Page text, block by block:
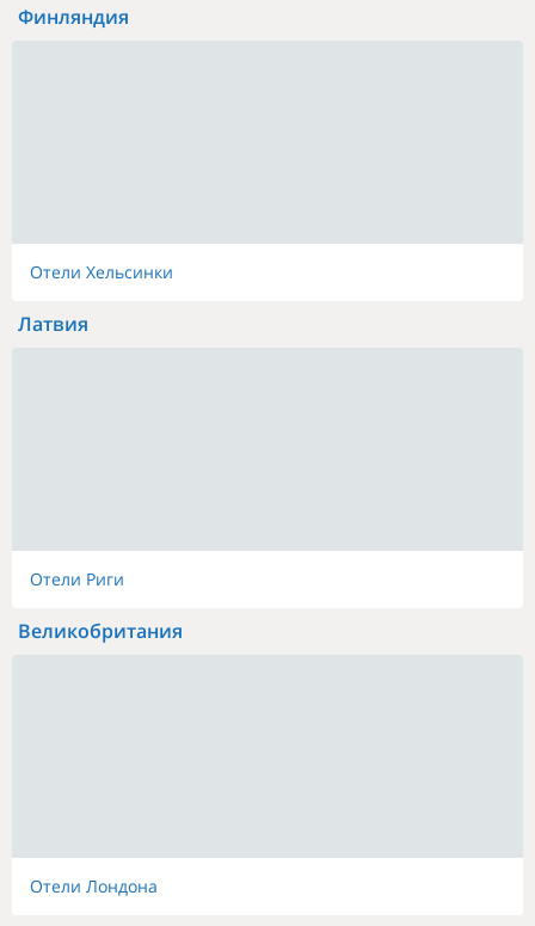
Финляндия
Отели Хельсинки
Латвия
Отели Риги
Великобритания
Отели Лондона